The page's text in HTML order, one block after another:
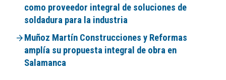
como proveedor integral de soluciones de
soldadura para la industria
Muñoz Martín Construcciones y Reformas
amplía su propuesta integral de obra en
Salamanca